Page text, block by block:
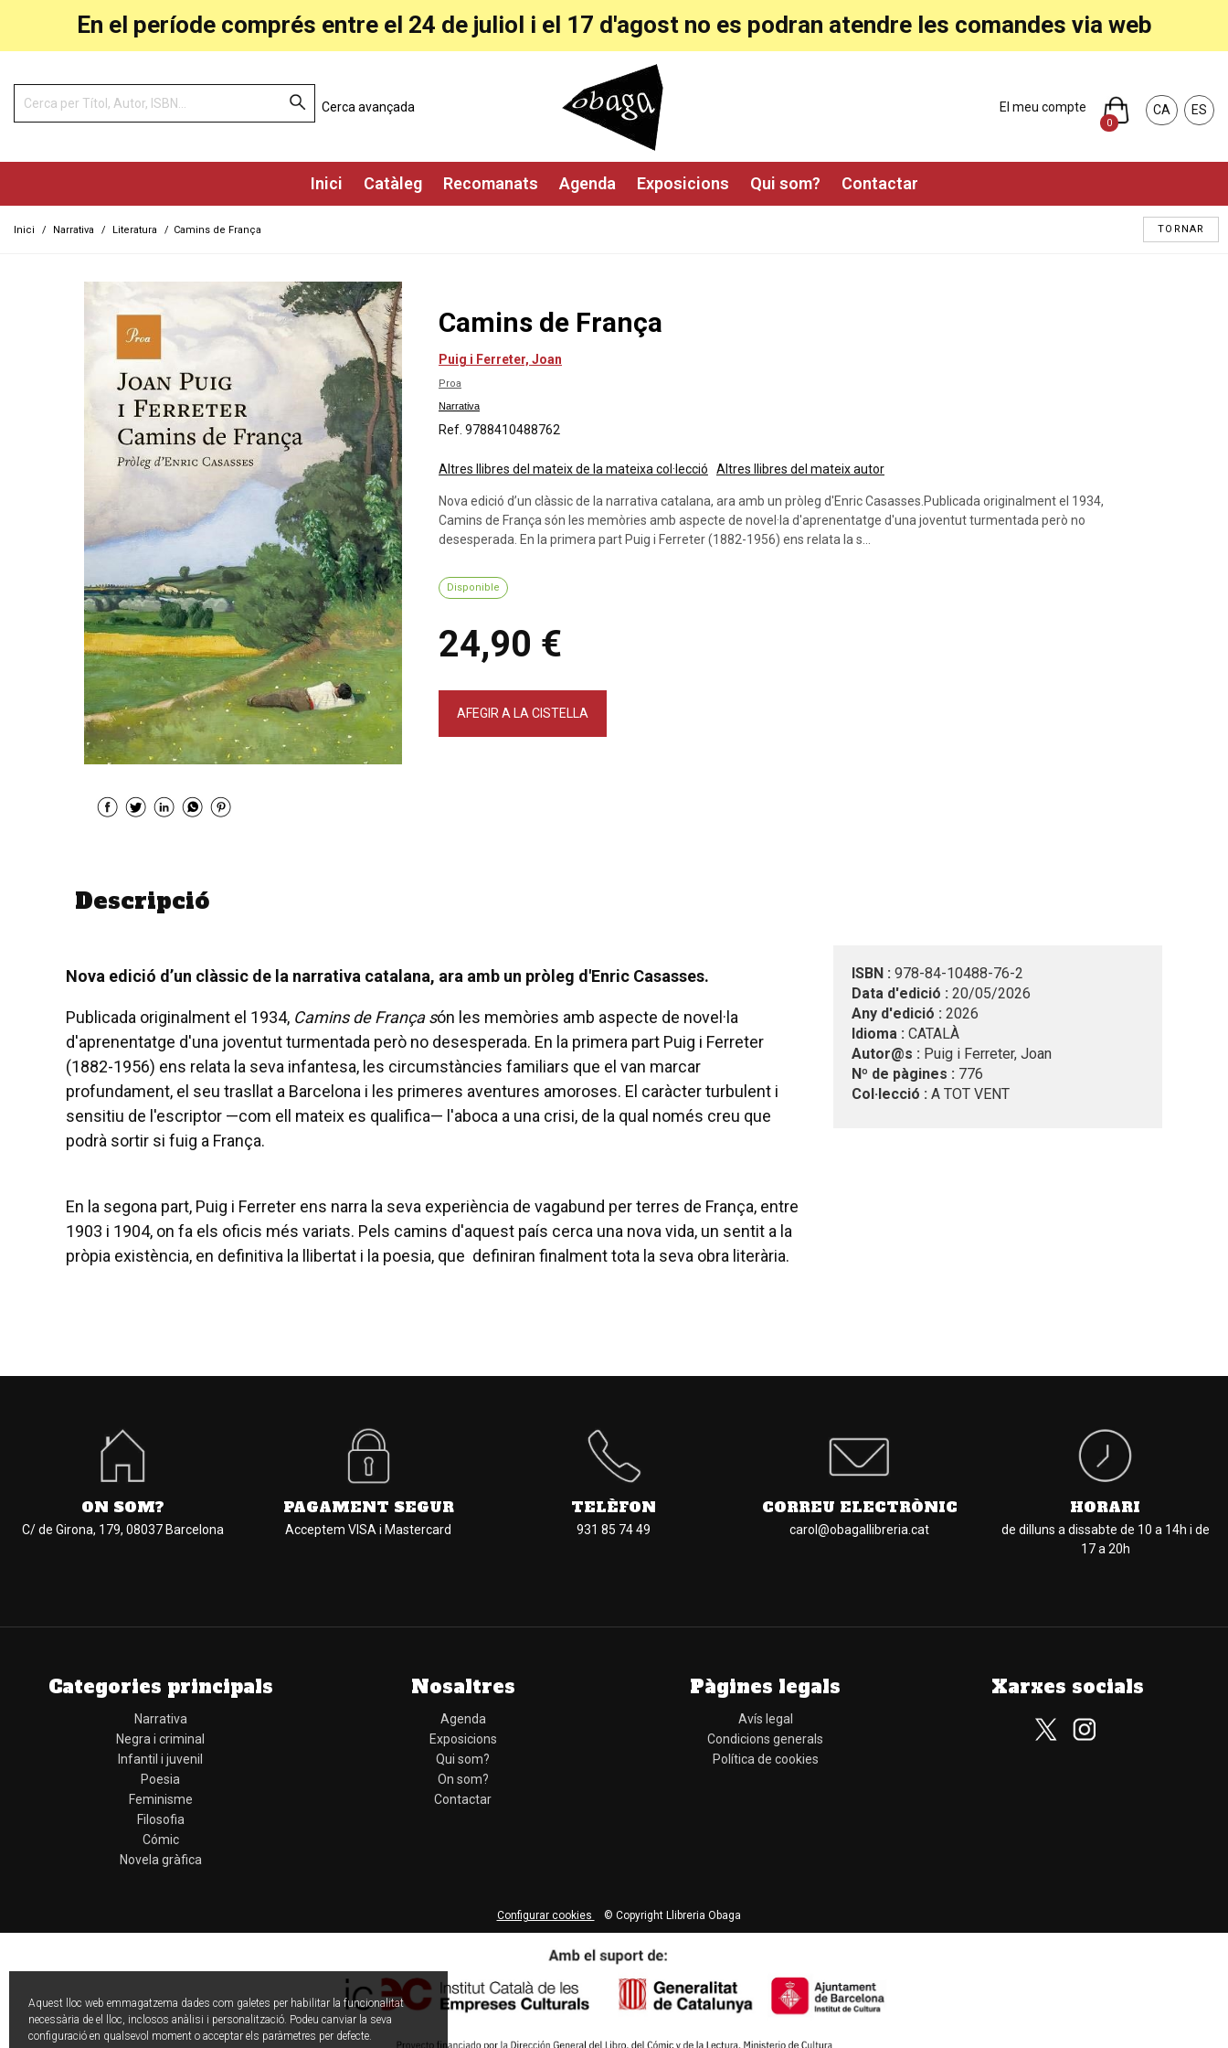
En el període comprés entre el 24 de juliol i el 17 d'agost no es podran atendre les comandes via web
CA ES
El meu compte
0
Inici Catàleg Recomanats Agenda Exposicions Qui som? Contactar
Cerca avançada
Inici / Narrativa / Literatura / Camins de França TORNAR
Camins de França
Puig i Ferreter, Joan
Proa
Narrativa
Ref. 9788410488762
Altres llibres del mateix de la mateixa col·lecció Altres llibres del mateix autor
Nova edició d’un clàssic de la narrativa catalana, ara amb un pròleg d'Enric Casasses.Publicada originalment el 1934,
Camins de França són les memòries amb aspecte de novel·la d'aprenentatge d'una joventut turmentada però no
desesperada. En la primera part Puig i Ferreter (1882-1956) ens relata la s...
Disponible
24,90 €
AFEGIR A LA CISTELLA
Descripció
ISBN : 978-84-10488-76-2
Data d'edició : 20/05/2026
Any d'edició : 2026
Idioma : CATALÀ
Autor@s : Puig i Ferreter, Joan
Nº de pàgines : 776
Col·lecció : A TOT VENT
Nova edició d’un clàssic de la narrativa catalana, ara amb un pròleg d'Enric Casasses.
Publicada originalment el 1934, Camins de França són les memòries amb aspecte de novel·la
d'aprenentatge d'una joventut turmentada però no desesperada. En la primera part Puig i Ferreter
(1882-1956) ens relata la seva infantesa, les circumstàncies familiars que el van marcar
profundament, el seu trasllat a Barcelona i les primeres aventures amoroses. El caràcter turbulent i
sensitiu de l'escriptor —com ell mateix es qualifica— l'aboca a una crisi, de la qual només creu que
podrà sortir si fuig a França.
En la segona part, Puig i Ferreter ens narra la seva experiència de vagabund per terres de França, entre
1903 i 1904, on fa els oficis més variats. Pels camins d'aquest país cerca una nova vida, un sentit a la
pròpia existència, en definitiva la llibertat i la poesia, que definiran finalment tota la seva obra literària.
ON SOM?
C/ de Girona, 179, 08037 Barcelona
PAGAMENT SEGUR
Acceptem VISA i Mastercard
TELÈFON
931 85 74 49
CORREU ELECTRÒNIC
carol@obagallibreria.cat
HORARI
de dilluns a dissabte de 10 a 14h i de
17 a 20h
Categories principals
Narrativa
Negra i criminal
Infantil i juvenil
Poesia
Feminisme
Filosofia
Cómic
Novela gràfica
Nosaltres
Agenda
Exposicions
Qui som?
On som?
Contactar
Pàgines legals
Avís legal
Condicions generals
Política de cookies
Xarxes socials
Configurar cookies © Copyright Llibreria Obaga
Aquest lloc web emmagatzema dades com galetes per habilitar la funcionalitat
necessària de el lloc, inclosos anàlisi i personalització. Podeu canviar la seva
configuració en qualsevol moment o acceptar els paràmetres per defecte.